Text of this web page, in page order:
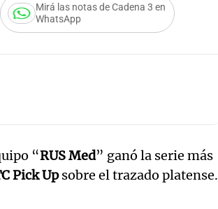
Mirá las notas de Cadena 3 en
WhatsApp
“RUS Med” ganó la serie más
Pick Upsobre el trazado platense.